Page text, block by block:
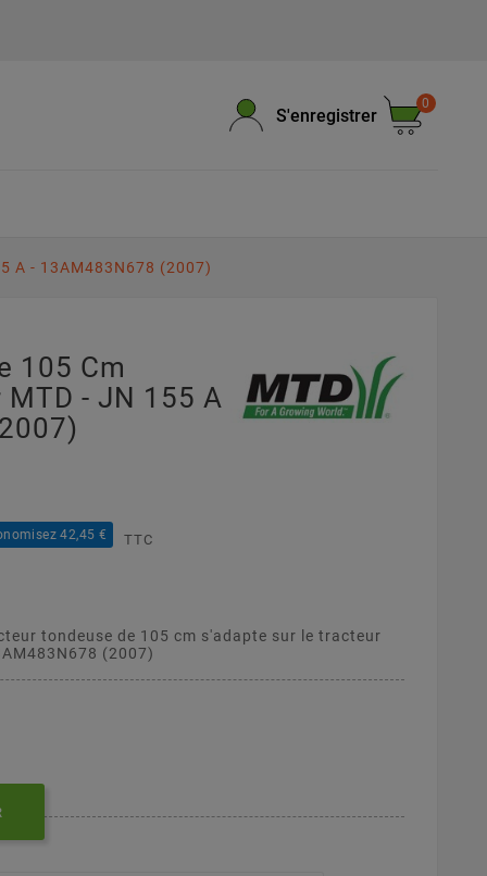
S'enregistrer
0
A - 13AM483N678 (2007)
105 Cm
- JN 155 A -
42,45 € TTC
tondeuse de 105 cm s'adapte sur le tracteur
(2007)